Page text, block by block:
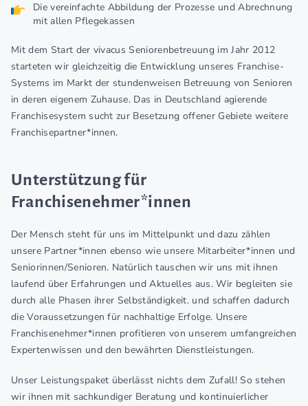
Die vereinfachte Abbildung der Prozesse und Abrechnung
mit allen Pflegekassen
Mit dem Start der vivacus Seniorenbetreuung im Jahr 2012
starteten wir gleichzeitig die Entwicklung unseres Franchise-
Systems im Markt der stundenweisen Betreuung von Senioren
in deren eigenem Zuhause. Das in Deutschland agierende
Franchisesystem sucht zur Besetzung offener Gebiete weitere
Franchisepartner*innen.
Unterstützung für
Franchisenehmer*innen
Der Mensch steht für uns im Mittelpunkt und dazu zählen
unsere Partner*innen ebenso wie unsere Mitarbeiter*innen und
Seniorinnen/Senioren. Natürlich tauschen wir uns mit ihnen
laufend über Erfahrungen und Aktuelles aus. Wir begleiten sie
durch alle Phasen ihrer Selbständigkeit. und schaffen dadurch
die Voraussetzungen für nachhaltige Erfolge. Unsere
Franchisenehmer*innen profitieren von unserem umfangreichen
Expertenwissen und den bewährten Dienstleistungen.
Unser Leistungspaket überlässt nichts dem Zufall! So stehen
wir ihnen mit sachkundiger Beratung und kontinuierlicher